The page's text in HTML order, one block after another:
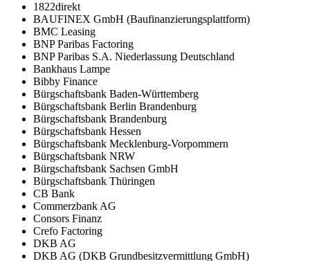
1822direkt
BAUFINEX GmbH (Baufinanzierungsplattform)
BMC Leasing
BNP Paribas Factoring
BNP Paribas S.A. Niederlassung Deutschland
Bankhaus Lampe
Bibby Finance
Bürgschaftsbank Baden-Württemberg
Bürgschaftsbank Berlin Brandenburg
Bürgschaftsbank Brandenburg
Bürgschaftsbank Hessen
Bürgschaftsbank Mecklenburg-Vorpommern
Bürgschaftsbank NRW
Bürgschaftsbank Sachsen GmbH
Bürgschaftsbank Thüringen
CB Bank
Commerzbank AG
Consors Finanz
Crefo Factoring
DKB AG
DKB AG (DKB Grundbesitzvermittlung GmbH)